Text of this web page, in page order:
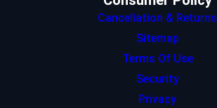
Cancellation & Returns
Sitemap
Terms Of Use
Security
Privacy